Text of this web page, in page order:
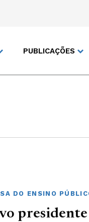
PUBLICAÇÕES
DO ENSINO
presidente